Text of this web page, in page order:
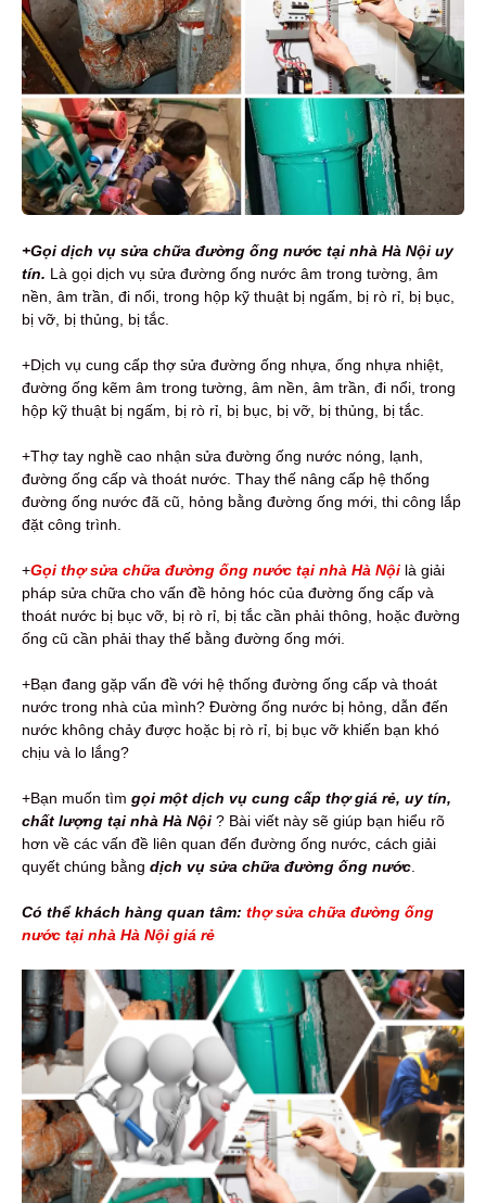
+Gọi dịch vụ sửa chữa đường ống nước tại nhà Hà Nội uy
tín. Là gọi dịch vụ sửa đường ống nước âm trong tường, âm
nền, âm trần, đi nổi, trong hộp kỹ thuật bị ngấm, bị rò rỉ, bị bục,
bị vỡ, bị thủng, bị tắc.
+Dịch vụ cung cấp thợ sửa đường ống nhựa, ống nhựa nhiệt,
đường ống kẽm âm trong tường, âm nền, âm trần, đi nổi, trong
hộp kỹ thuật bị ngấm, bị rò rỉ, bị bục, bị vỡ, bị thủng, bị tắc.
+Thợ tay nghề cao nhận sửa đường ống nước nóng, lạnh,
đường ống cấp và thoát nước. Thay thế nâng cấp hệ thống
đường ống nước đã cũ, hỏng bằng đường ống mới, thi công lắp
đặt công trình.
+Gọi thợ sửa chữa đường ống nước tại nhà Hà Nội là giải
pháp sửa chữa cho vấn đề hỏng hóc của đường ống cấp và
thoát nước bị bục vỡ, bị rò rỉ, bị tắc cần phải thông, hoặc đường
ống cũ cần phải thay thế bằng đường ống mới.
+Bạn đang gặp vấn đề với hệ thống đường ống cấp và thoát
nước trong nhà của mình? Đường ống nước bị hỏng, dẫn đến
nước không chảy được hoặc bị rò rỉ, bị bục vỡ khiến bạn khó
chịu và lo lắng?
+Bạn muốn tìm gọi một dịch vụ cung cấp thợ giá rẻ, uy tín,
chất lượng tại nhà Hà Nội ? Bài viết này sẽ giúp bạn hiểu rõ
hơn về các vấn đề liên quan đến đường ống nước, cách giải
quyết chúng bằng dịch vụ sửa chữa đường ống nước
Có thể khách hàng quan tâm: thợ sửa chữa đường ống
nước tại nhà Hà Nội giá rẻ